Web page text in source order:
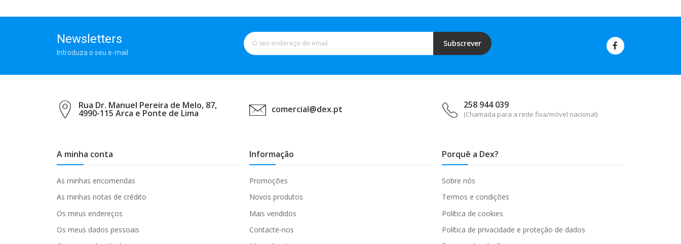
Newsletters
Introduza o seu e-mail
Subscrever
Rua Dr. Manuel Pereira de Melo, 87,
4990-115 Arca e Ponte de Lima comercial@dex.pt 258 944 039
(Chamada para a rede fixa/móvel nacional)
A minha conta
As minhas encomendas
As minhas notas de crédito
Os meus endereços
Os meus dados pessoais
Informação
Promoções
Novos produtos
Mais vendidos
Contacte-nos
Porquê a Dex?
Sobre nós
Termos e condições
Política de cookies
Política de privacidade e proteção de dados